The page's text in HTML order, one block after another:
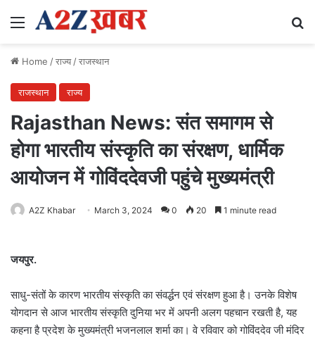
Menu
Home /राज्य/राजस्थान
राजस्थान राज्य
Rajasthan News: संत समागम से
होगा भारतीय संस्कृति का संरक्षण, धार्मिक
आयोजन में गोविंददेवजी पहुंचे मुख्यमंत्री
A2Z Khabar March 3, 2024 0 20 1 minute read
जयपुर.
साधु-संतों के कारण भारतीय संस्कृति का संवर्द्धन एवं संरक्षण हुआ है। उनके विशेष
योगदान से आज भारतीय संस्कृति दुनिया भर में अपनी अलग पहचान रखती है, यह
कहना है प्रदेश के मुख्यमंत्री भजनलाल शर्मा का। वे रविवार को गोविंददेव जी मंदिर